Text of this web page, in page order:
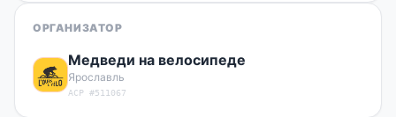
ОРГАНИЗАТОР
Медведи на велосипеде
Ярославль
ACP #511067